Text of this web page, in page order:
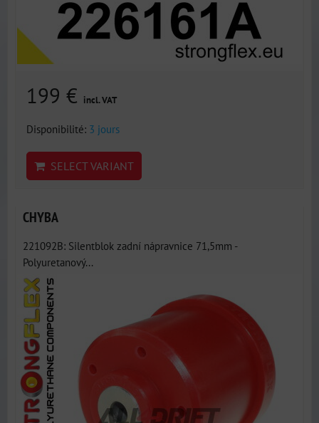
199 € incl. VAT
Disponibilité: 3 jours
SELECT VARIANT
CHYBA
221092B: Silentblok zadní nápravnice 71,5mm -
Polyuretanový...